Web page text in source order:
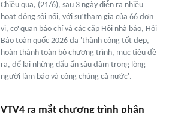
Chiều qua, (21/6), sau 3 ngày diễn ra nhiều
hoạt động sôi nổi, với sự tham gia của 66 đơn
vị, cơ quan báo chí và các cấp Hội nhà báo, Hội
Báo toàn quốc 2026 đã 'thành công tốt đẹp,
hoàn thành toàn bộ chương trình, mục tiêu đề
ra, để lại những dấu ấn sâu đậm trong lòng
người làm báo và công chúng cả nước'.
VTV4 ra mắt chương trình phân